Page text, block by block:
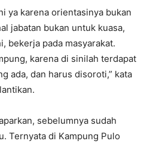
ya karena orientasinya bukan
jabatan bukan untuk kuasa,
bekerja pada masyarakat.
karena di sinilah terdapat
ada, dan harus disoroti,” kata
sebelumnya sudah
Ternyata di Kampung Pulo